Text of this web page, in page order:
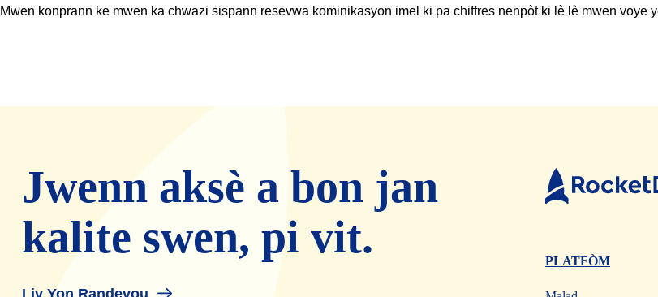
Mwen konprann ke mwen ka chwazi sispann resevwa kominikasyon imel ki pa chiffres nenpòt ki lè lè mwen voye
Doktè
fize
Meni
PLATFÒM
Jwenn aksè a bon jan
kalite swen, pi vit.
Liv Yon Randevou